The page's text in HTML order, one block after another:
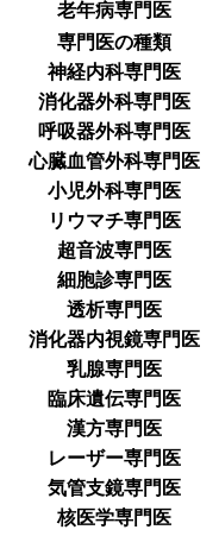
老年病専門医
専門医の種類
神経内科専門医
消化器外科専門医
呼吸器外科専門医
心臓血管外科専門医
小児外科専門医
リウマチ専門医
超音波専門医
細胞診専門医
透析専門医
消化器内視鏡専門医
乳腺専門医
臨床遺伝専門医
漢方専門医
レーザー専門医
気管支鏡専門医
核医学専門医